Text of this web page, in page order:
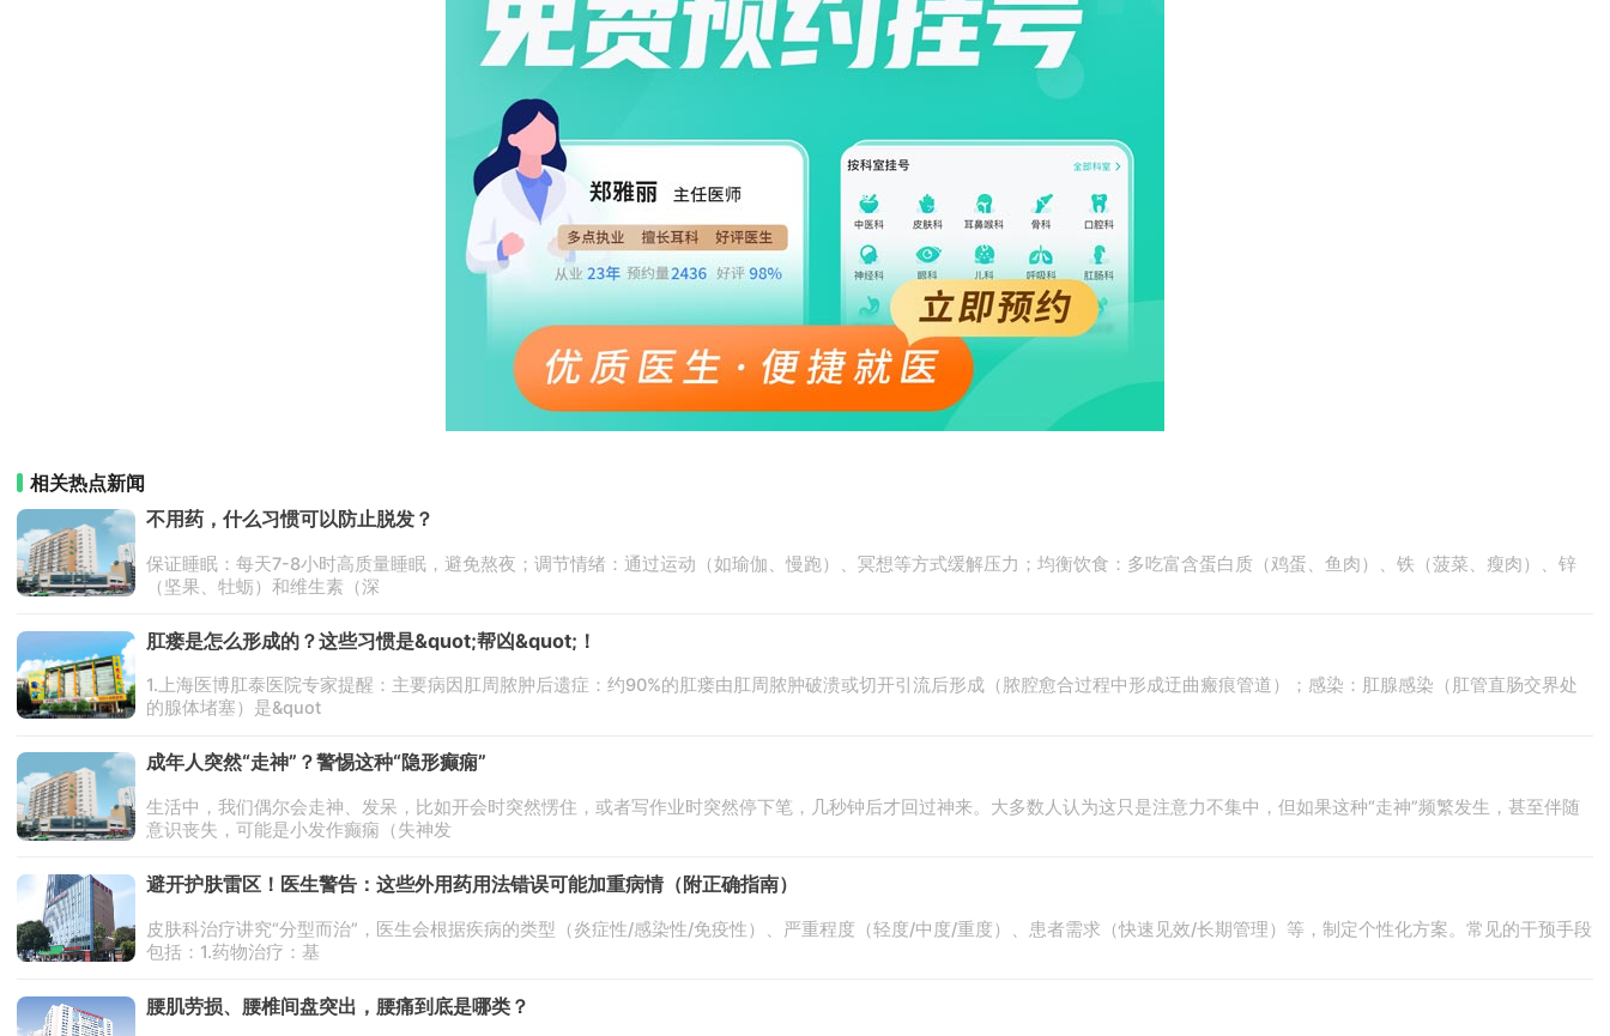
相关热点新闻
不用药，什么习惯可以防止脱发？
保证睡眠：每天7-8小时高质量睡眠，避免熬夜；调节情绪：通过运动（如瑜伽、慢跑）、冥想等方式缓解压力；均衡饮食：多吃富含蛋白质（鸡蛋、鱼肉）、铁（菠菜、瘦肉）、锌
（坚果、牡蛎）和维生素（深
肛瘘是怎么形成的？这些习惯是&quot;帮凶&quot;！​
1.上海医博肛泰医院专家提醒：主要病因肛周脓肿后遗症：约90%的肛瘘由肛周脓肿破溃或切开引流后形成（脓腔愈合过程中形成迂曲瘢痕管道）；感染：肛腺感染（肛管直肠交界处
的腺体堵塞）是&quot
​​成年人突然“走神”？警惕这种“隐形癫痫”​
生活中，我们偶尔会走神、发呆，比如开会时突然愣住，或者写作业时突然停下笔，几秒钟后才回过神来。大多数人认为这只是注意力不集中，但如果这种“走神”频繁发生，甚至伴随
意识丧失，可能是小发作癫痫（失神发
避开护肤雷区！医生警告：这些外用药用法错误可能加重病情（附正确指南）
皮肤科治疗讲究“分型而治”，医生会根据疾病的类型（炎症性/感染性/免疫性）、严重程度（轻度/中度/重度）、患者需求（快速见效/长期管理）等，制定个性化方案。常见的干预手段
包括：1.药物治疗：基
腰肌劳损、腰椎间盘突出，腰痛到底是哪类？